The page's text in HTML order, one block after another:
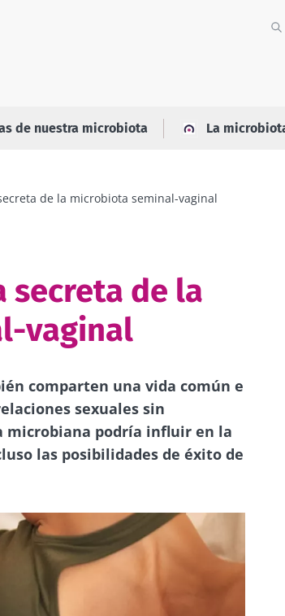
de nuestra microbiota La
de la microbiota seminal-vaginal
secreta de la
vaginal
comparten una vida común e
sexuales sin
microbiana podría influir en la
las posibilidades de éxito de